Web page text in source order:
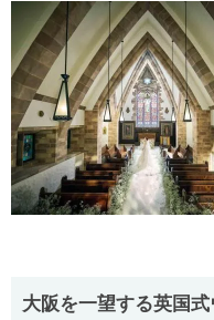
大阪を一望する英国